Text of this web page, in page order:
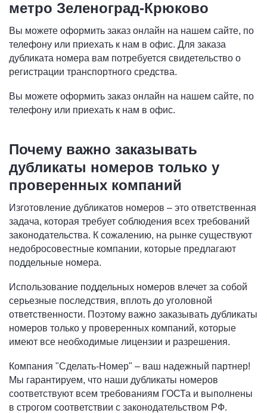
метро Зеленоград-Крюково
Вы можете оформить заказ онлайн на нашем сайте, по
телефону или приехать к нам в офис. Для заказа
дубликата номера вам потребуется свидетельство о
регистрации транспортного средства.
Вы можете оформить заказ онлайн на нашем сайте, по
телефону или приехать к нам в офис.
Почему важно заказывать
дубликаты номеров только у
проверенных компаний
Изготовление дубликатов номеров – это ответственная
задача, которая требует соблюдения всех требований
законодательства. К сожалению, на рынке существуют
недобросовестные компании, которые предлагают
поддельные номера.
Использование поддельных номеров влечет за собой
серьезные последствия, вплоть до уголовной
ответственности. Поэтому важно заказывать дубликаты
номеров только у проверенных компаний, которые
имеют все необходимые лицензии и разрешения.
Компания "Сделать-Номер" – ваш надежный партнер!
Мы гарантируем, что наши дубликаты номеров
соответствуют всем требованиям ГОСТа и выполнены
в строгом соответствии с законодательством РФ.